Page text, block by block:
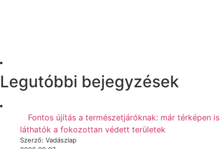
Legutóbbi bejegyzések
Fontos újítás a természetjáróknak: már térképen is
láthatók a fokozottan védett területek
Szerző: Vadászlap